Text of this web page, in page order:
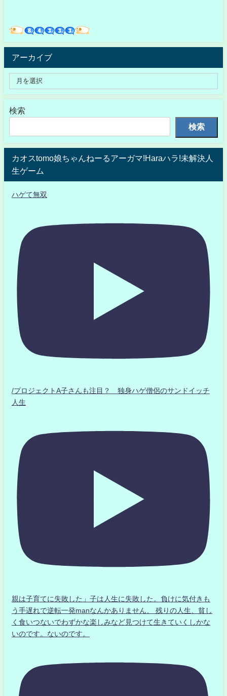
アーカイブ
検索
検索
カオスtomo娘ちゃんねーるアーガマ!Haraハラ!未解決人
生ゲーム
ハゲて無双
/プロジェクトA子さんも注目？ 独身ハゲ僧侶のサンドイッチ
人生
親は子育てに失敗した」子は人生に失敗した。負けに気付きも
う手遅れで逆転一発manなんかありません、 残りの人生、貧し
く食いつないでわずかな楽しみなど見つけて生きていくしかな
いのです。ないのです。